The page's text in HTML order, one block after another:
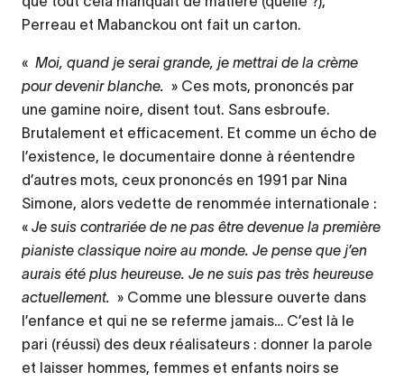
Perreau et Mabanckou ont fait un carton.
« Moi, quand je serai grande, je mettrai de la crème
pour devenir blanche. » Ces mots, prononcés par
une gamine noire, disent tout. Sans esbroufe.
Brutalement et efficacement. Et comme un écho de
l’existence, le documentaire donne à réentendre
d’autres mots, ceux prononcés en 1991 par Nina
Simone, alors vedette de renommée internationale :
« Je suis contrariée de ne pas être devenue la première
pianiste classique noire au monde. Je pense que j’en
aurais été plus heureuse. Je ne suis pas très heureuse
actuellement. » Comme une blessure ouverte dans
l’enfance et qui ne se referme jamais… C’est là le
pari (réussi) des deux réalisateurs : donner la parole
et laisser hommes, femmes et enfants noirs se